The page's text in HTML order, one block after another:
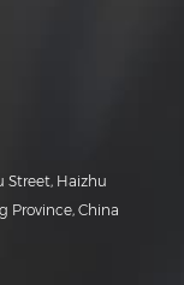
Street, Haizhu
Province, China